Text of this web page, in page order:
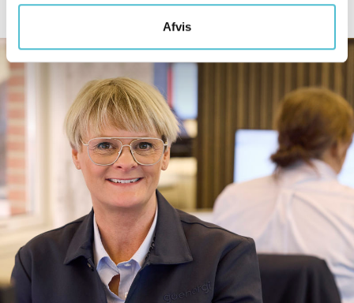
Afvis